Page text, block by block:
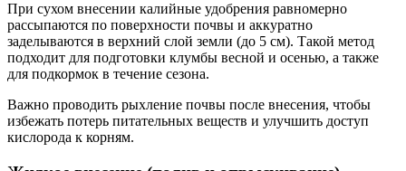
При сухом внесении калийные удобрения равномерно
рассыпаются по поверхности почвы и аккуратно
заделываются в верхний слой земли (до 5 см). Такой метод
подходит для подготовки клумбы весной и осенью, а также
для подкормок в течение сезона.
Важно проводить рыхление почвы после внесения, чтобы
избежать потерь питательных веществ и улучшить доступ
кислорода к корням.